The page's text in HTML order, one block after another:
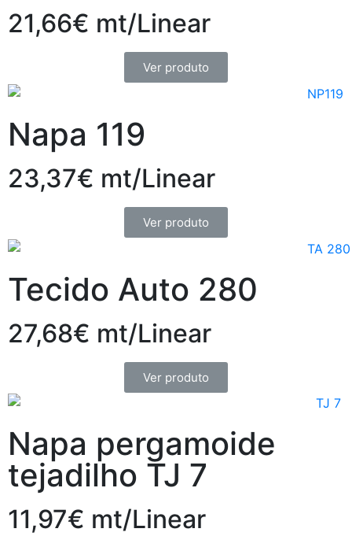
21,66€ mt/Linear
Ver produto
Napa 119
23,37€ mt/Linear
Ver produto
Tecido Auto 280
27,68€ mt/Linear
Ver produto
Napa pergamoide
tejadilho TJ 7
11,97€ mt/Linear